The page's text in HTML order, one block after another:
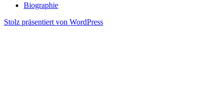
Biographie
Stolz präsentiert von WordPress